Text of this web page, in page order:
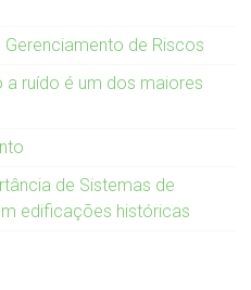
de Riscos
ruído é um dos maiores
de Sistemas de
edificações históricas